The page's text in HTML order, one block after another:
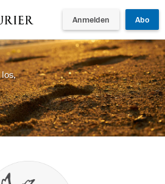
Anmelden Abo